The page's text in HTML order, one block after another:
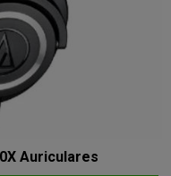
Auriculares